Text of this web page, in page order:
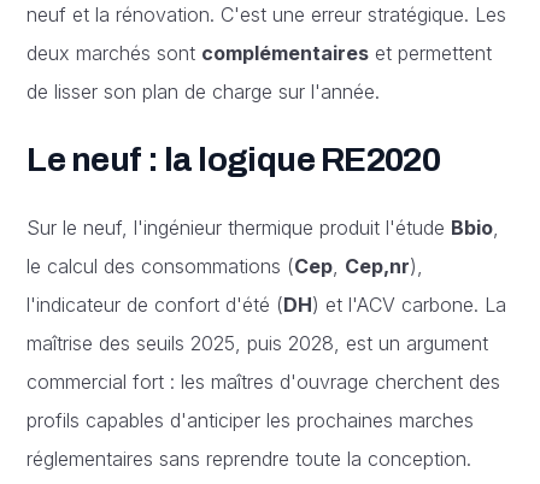
neuf et la rénovation. C'est une erreur stratégique. Les
deux marchés sont complémentaires et permettent
de lisser son plan de charge sur l'année.
Le neuf : la logique RE2020
Sur le neuf, l'ingénieur thermique produit l'étude Bbio
le calcul des consommations (Cep Cep,nr),
l'indicateur de confort d'été (DH) et l'ACV carbone. La
maîtrise des seuils 2025, puis 2028, est un argument
commercial fort : les maîtres d'ouvrage cherchent des
profils capables d'anticiper les prochaines marches
réglementaires sans reprendre toute la conception.